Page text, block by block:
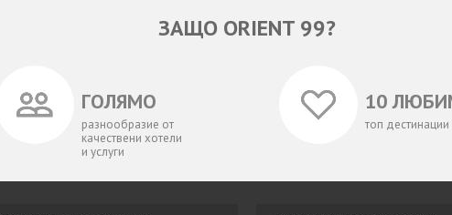
ЗАЩО ORIENT 99?
ГОЛЯМО
разнообразие от
качествени хотели
и услуги
10
топ дестинации